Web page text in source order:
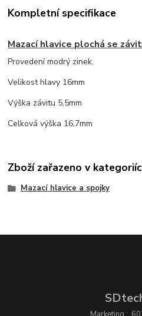
Kompletní specifikace
Mazací hlavice plochá se
Provedení modrý zinek.
Velikost hlavy 16mm
Výška závitu 5,5mm
Celková výška 16,7mm
Zboží zařazeno v
Mazací hlavice a spojky